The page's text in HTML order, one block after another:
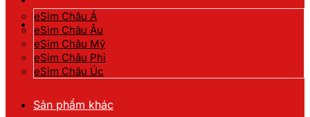
eSim Châu Á
eSim Châu Âu
eSim Châu Mỹ
eSim Châu Phi
eSim Châu Úc
Sản phẩm khác